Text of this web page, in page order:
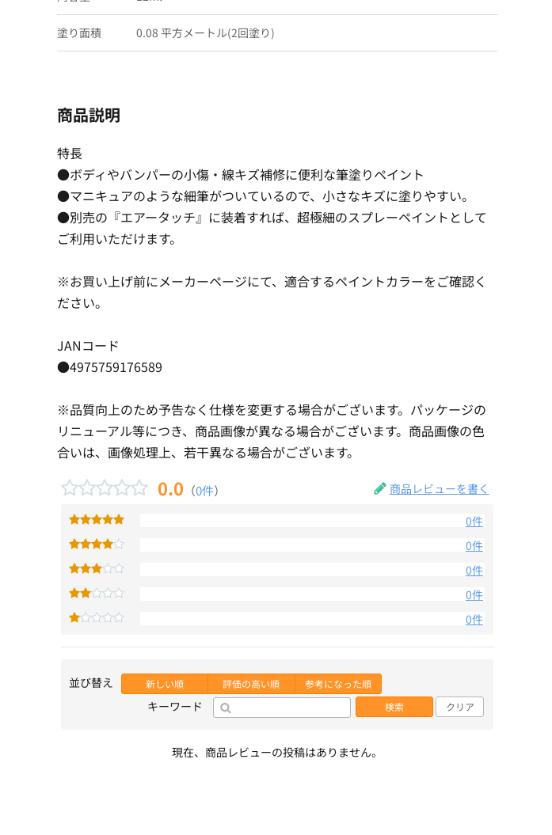
塗り面積 0.08 平方メートル(2回塗り)
商品説明
特長
●ボディやバンパーの小傷・線キズ補修に便利な筆塗りペイント
●マニキュアのような細筆がついているので、小さなキズに塗りやすい。
●別売の『エアータッチ』に装着すれば、超極細のスプレーペイントとして
ご利用いただけます。
※お買い上げ前にメーカーページにて、適合するペイントカラーをご確認く
ださい。
JANコード
●4975759176589
※品質向上のため予告なく仕様を変更する場合がございます。パッケージの
リニューアル等につき、商品画像が異なる場合がございます。商品画像の色
合いは、画像処理上、若干異なる場合がございます。
0.0 （0件） 商品レビューを書く
0件
0件
0件
0件
0件
並び替え 新しい順 評価の高い順 参考になった順
キーワード 検索 クリア
現在、商品レビューの投稿はありません。